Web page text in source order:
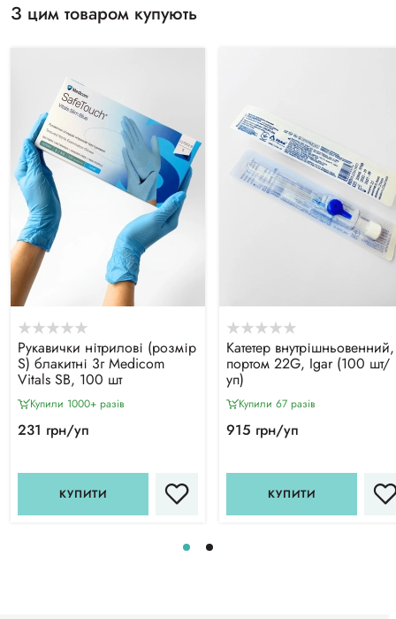
З цим товаром купують
Рукавички нітрилові (розмір
S) блакитні 3г Medicom
Vitals SB, 100 шт
Купили 1000+ разiв
231 грн/уп
КУПИТИ
Катетер
портом 22G, Igar (100 шт/
уп)
Купили 67 разiв
915 грн/уп
КУПИТИ